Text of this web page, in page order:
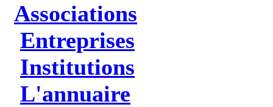
Associations
Entreprises
Institutions
L'annuaire